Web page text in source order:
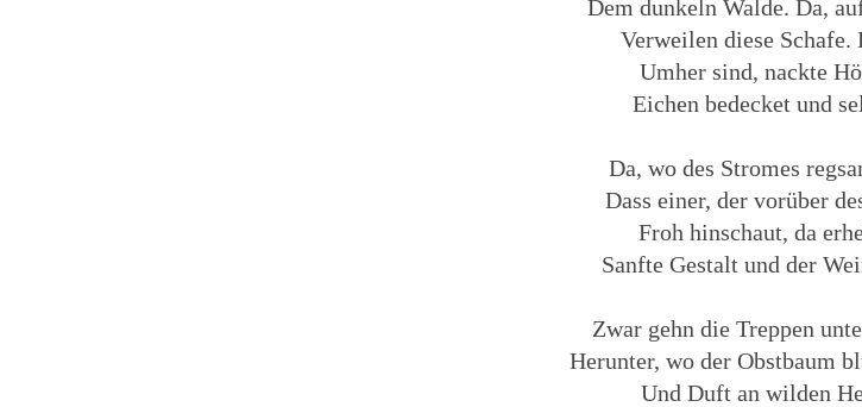
Dem dunkeln Walde. Da,
Verweilen diese
Umher sind, nackte
Eichen bedecket und
Da, wo des Stromes
Dass einer, der vorüber
Froh hinschaut, da
Sanfte Gestalt und der
Zwar gehn die Treppen
Herunter, wo der Obstbaum
Und Duft an wilden